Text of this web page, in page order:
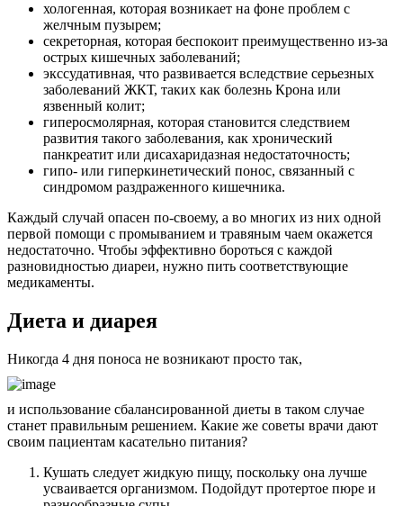
хологенная, которая возникает на фоне проблем с
желчным пузырем;
секреторная, которая беспокоит преимущественно из-за
острых кишечных заболеваний;
экссудативная, что развивается вследствие серьезных
заболеваний ЖКТ, таких как болезнь Крона или
язвенный колит;
гиперосмолярная, которая становится следствием
развития такого заболевания, как хронический
панкреатит или дисахаридазная недостаточность;
гипо- или гиперкинетический понос, связанный с
синдромом раздраженного кишечника.
Каждый случай опасен по-своему, а во многих из них одной
первой помощи с промыванием и травяным чаем окажется
недостаточно. Чтобы эффективно бороться с каждой
разновидностью диареи, нужно пить соответствующие
медикаменты.
Диета и диарея
Никогда 4 дня поноса не возникают просто так,
и использование сбалансированной диеты в таком случае
станет правильным решением. Какие же советы врачи дают
своим пациентам касательно питания?
Кушать следует жидкую пищу, поскольку она лучше
усваивается организмом. Подойдут протертое пюре и